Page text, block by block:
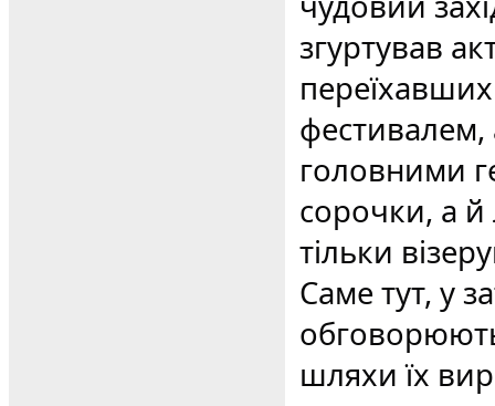
згуртував
головними
сорочки, а й
тільки
Саме тут, у
шляхи їх